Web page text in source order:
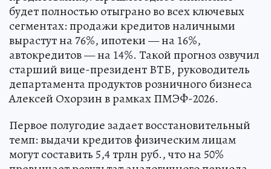
будет полностью отыграно во всех ключевых
сегментах: продажи кредитов наличными
вырастут на 76%, ипотеки — на 16%,
автокредитов — на 14%. Такой прогноз озвучил
старший вице-президент ВТБ, руководитель
департамента продуктов розничного бизнеса
Алексей Охорзин в рамках ПМЭФ-2026.
Первое полугодие задает восстановительный
темп: выдачи кредитов физическим лицам
могут составить 5,4 трлн руб., что на 50%